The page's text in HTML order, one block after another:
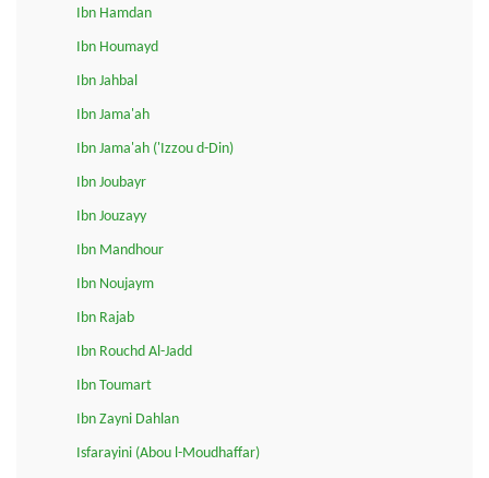
Ibn Hamdan
Ibn Houmayd
Ibn Jahbal
Ibn Jama'ah
Ibn Jama'ah ('Izzou d-Din)
Ibn Joubayr
Ibn Jouzayy
Ibn Mandhour
Ibn Noujaym
Ibn Rajab
Ibn Rouchd Al-Jadd
Ibn Toumart
Ibn Zayni Dahlan
Isfarayini (Abou l-Moudhaffar)